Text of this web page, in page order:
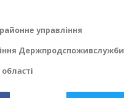
управління
Держпродспоживслужби